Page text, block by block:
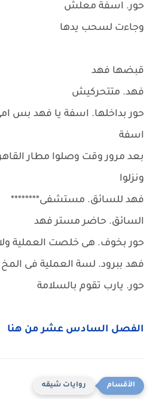
حور. اسفة معلش
وجاءت لسحب يدها
قبضها فهد
فهد. متتحركيش
حور بداخلها. اسفة يا فهد بس
اسفة
بعد مرور وقت وصلوا مطار
ونزلوا
فهد للسائق. مستشفى********
السائق. حاضر مستر فهد
حور بخوف. هى خلصت العملية ولا
فهد ببرود. لسة العملية فى
حور. يارب تقوم بالسلامة
الفصل السادس عشر من هنا
روايات شيقه